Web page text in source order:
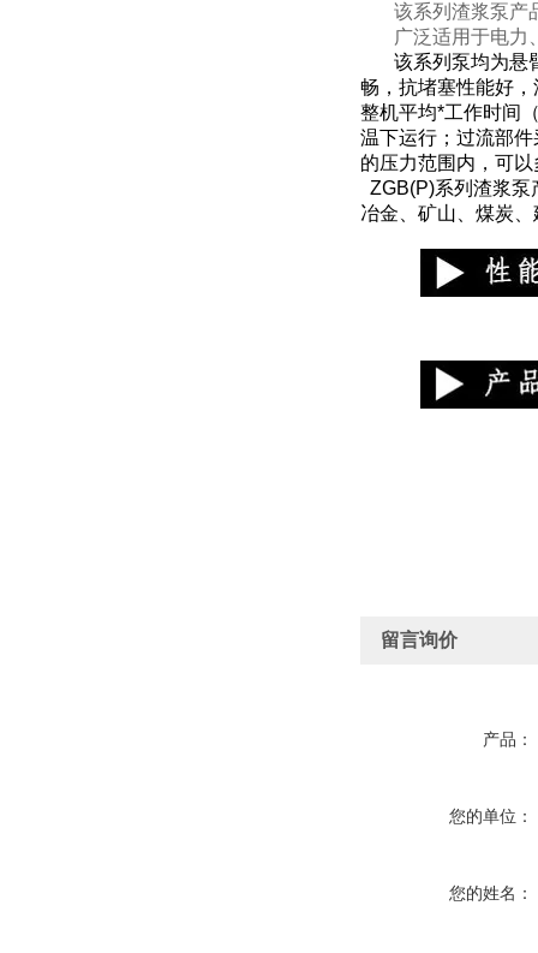
该系列渣浆泵产
广泛适用于电力
该系列泵均为悬
畅，抗堵塞性能好
整机平均*工作时间
温下运行；过流部
的压力范围内，可
ZGB(P)系列渣浆泵
冶金、矿山、煤炭
留言询价
产品：
您的单位：
您的姓名：